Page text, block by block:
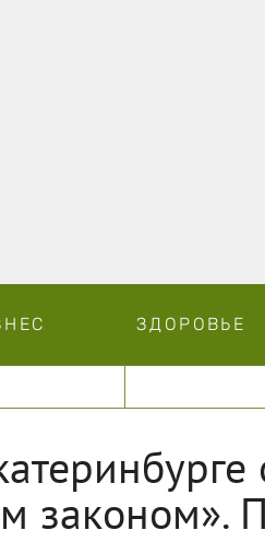
ЗДОРОВЬЕ
законом».